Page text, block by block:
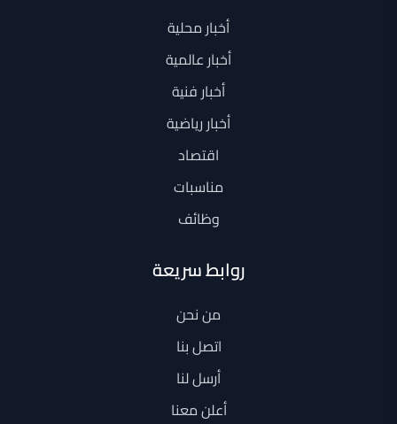
أخبار محلية
أخبار عالمية
أخبار فنية
أخبار رياضية
اقتصاد
مناسبات
وظائف
روابط سريعة
من نحن
اتصل بنا
أرسل لنا
أعلن معنا